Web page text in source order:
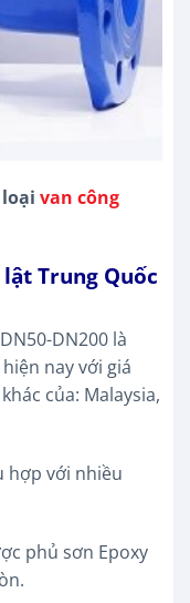
loại van công
Trung Quốc
DN200 là
nay với giá
của: Malaysia,
hợp với nhiều
phủ sơn Epoxy